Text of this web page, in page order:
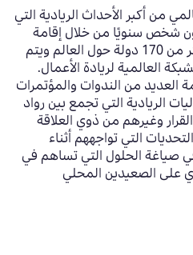
من أكبر الأحداث الريادية التي
شخص سنويًا من خلال إقامة
من170دولة حول العالم ويتم
العالمية لريادة الأعمال.
العديد من الندوات والمؤتمرات
الريادية التي تجمع بين رواد
وغيرهم من ذوي العلاقة
التي تواجههم أثناء
صياغة الحلول التي تساهم في
على الصعيدين المحلي